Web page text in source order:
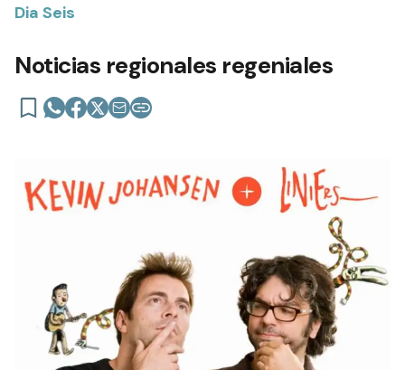
Dia Seis
Noticias regionales regeniales